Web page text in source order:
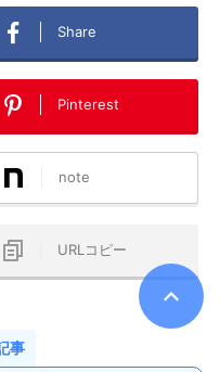
Share
Pinterest
note
URLコピー
事